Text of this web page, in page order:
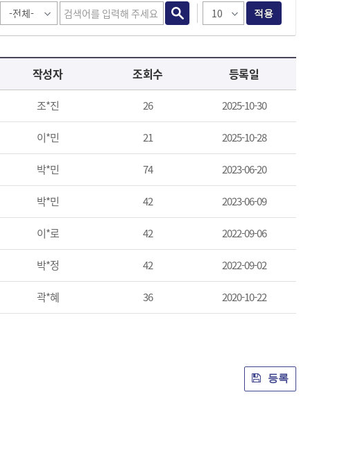
적용
작성자 조회수 등록일
조*진 26 2025-10-30
이*민 21 2025-10-28
박*민 74 2023-06-20
박*민 42 2023-06-09
이*로 42 2022-09-06
박*정 42 2022-09-02
곽*혜 36 2020-10-22
등록